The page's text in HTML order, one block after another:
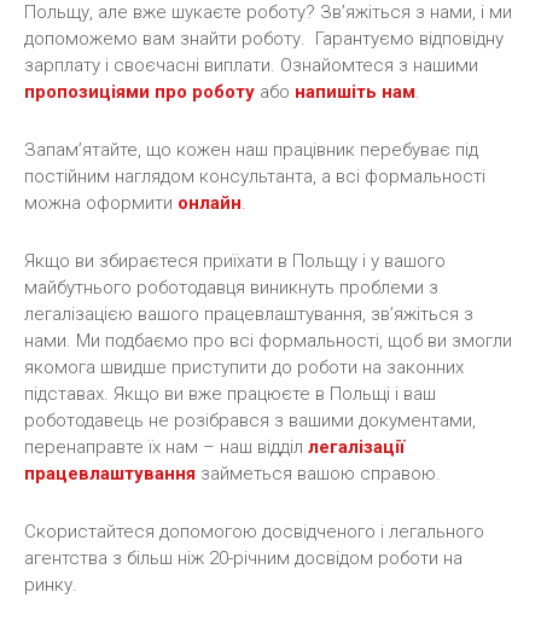
Польщу, але вже шукаєте роботу? Зв’яжіться з нами, і ми
допоможемо вам знайти роботу. Гарантуємо відповідну
зарплату і своєчасні виплати. Ознайомтеся з нашими
пропозиціями про роботу або напишіть нам.
Запам’ятайте, що кожен наш працівник перебуває під
постійним наглядом консультанта, а всі формальності
можна оформити онлайн.
Якщо ви збираєтеся приїхати в Польщу і у вашого
майбутнього роботодавця виникнуть проблеми з
легалізацією вашого працевлаштування, зв’яжіться з
нами. Ми подбаємо про всі формальності, щоб ви змогли
якомога швидше приступити до роботи на законних
підставах. Якщо ви вже працюєте в Польщі і ваш
роботодавець не розібрався з вашими документами,
перенаправте їх нам – наш відділ легалізації
працевлаштування займеться вашою справою.
Скористайтеся допомогою досвідченого і легального
агентства з більш ніж 20-річним досвідом роботи на
ринку.